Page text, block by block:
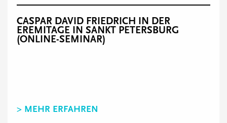
CASPAR DAVID FRIEDRICH IN DER
EREMITAGE IN SANKT PETERSBURG
(ONLINE-SEMINAR)
> MEHR ERFAHREN